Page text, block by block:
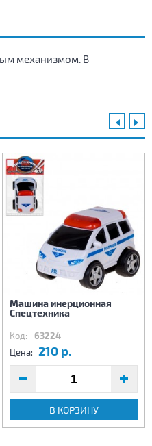
механизмом. В
Машина инерционная
Спецтехника
Код: 63224
Цена: 210 р.
В КОРЗИНУ